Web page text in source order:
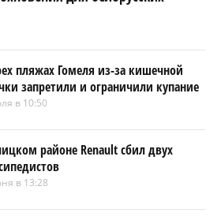
пляжах Гомеля из-за кишечной
запретили и ограничили купание
в 10:50
районе Renault сбил двух
в 13:28